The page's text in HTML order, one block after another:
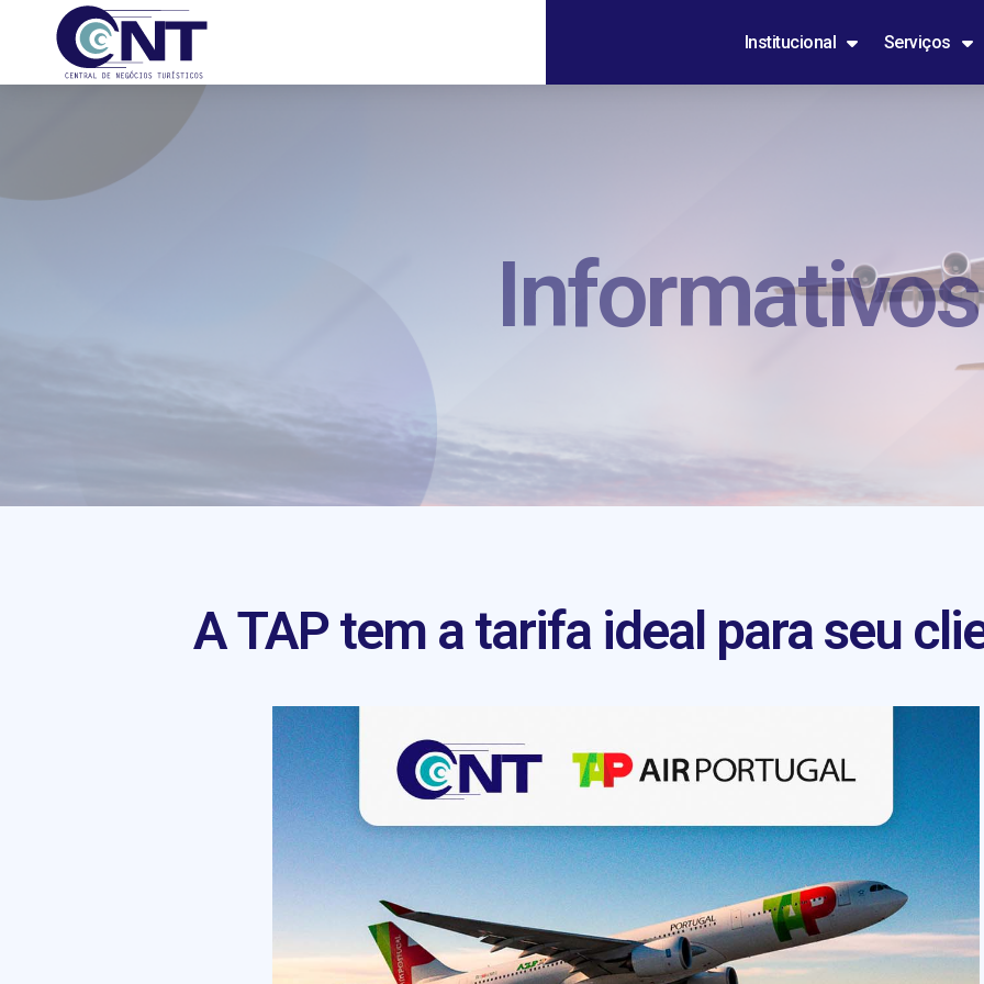
Institucional Serviços
Informativos
A TAP tem a tarifa ideal para seu